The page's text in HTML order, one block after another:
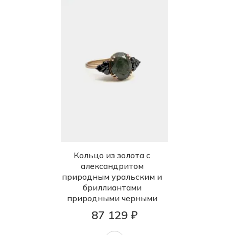
Кольцо из золота с
александритом
природным уральским и
бриллиантами
природными черными
87 129 ₽